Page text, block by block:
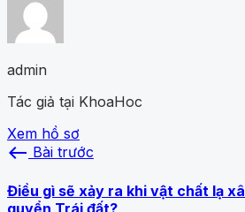
admin
Tác giả tại KhoaHoc
Xem hồ sơ
west Bài trước
Điều gì sẽ xảy ra khi vật chất lạ